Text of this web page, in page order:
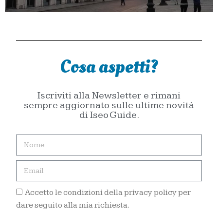
Cosa aspetti?
Iscriviti alla Newsletter e rimani
sempre aggiornato sulle ultime novità
di Iseo Guide.
Accetto le condizioni della privacy policy per
dare seguito alla mia richiesta.